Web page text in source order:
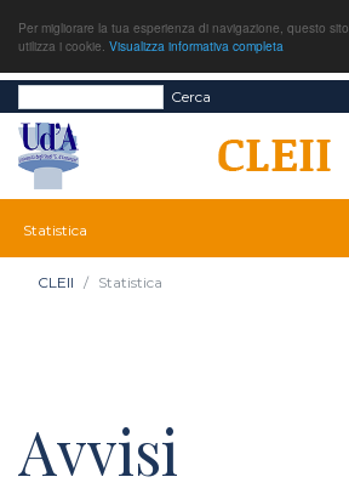
Per migliorare la tua esperienza di navigazione, questo sito
utilizza i cookie. Visualizza informativa completa
Cerca
Statistica
CLEII Statistica
Avvisi